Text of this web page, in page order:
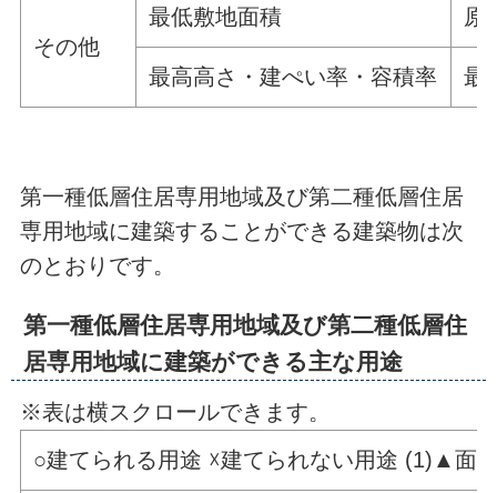
その他
最低敷地面積 原
最高高さ・建ぺい率・容積率 最
第一種低層住居専用地域及び第二種低層住居
専用地域に建築することができる建築物は次
のとおりです。
第一種低層住居専用地域及び第二種低層住
居専用地域に建築ができる主な用途
※表は横スクロールできます。
○建てられる用途 ☓建てられない用途 (1)▲面